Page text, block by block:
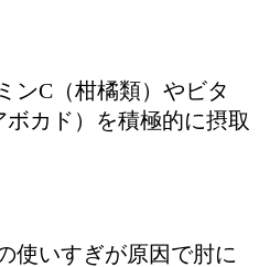
ンC（柑橘類）やビタ
ボカド）を積極的に摂取
使いすぎが原因で肘に